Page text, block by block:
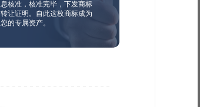
息核准，核准完毕，下发商标
转让证明。自此这枚商标成为
您的专属资产。